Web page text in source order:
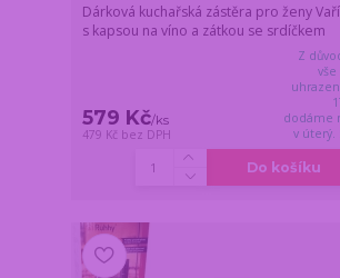
Dárková kuchařská zástěra pro ženy
s kapsou na víno a zátkou se srdíčkem
579 Kč/ks
479 Kč bez DPH
Z
dodáme
v úterý.
Do košíku